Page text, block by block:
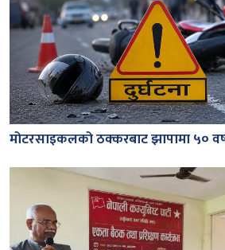
मोटरसाइकलको ठक्करबाट झापामा ५०